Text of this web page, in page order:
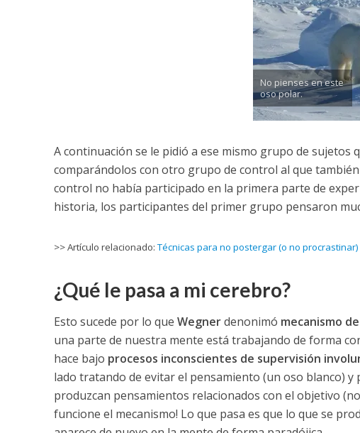
No pienses en este
oso polar.
A continuación se le pidió a ese mismo grupo de sujetos
comparándolos con otro grupo de control al que
control no había participado en la primera parte de
historia, los participantes del primer grupo pensaron
>> Artículo relacionado:Técnicas para no postergar (o no
¿Qué le pasa a mi cerebro?
Esto sucede por lo que Wegnerdenonimó mecanismo
una parte de nuestra mente está trabajando de forma
hace bajo procesos inconscientes de supervisión
lado tratando de evitar el pensamiento (un oso blanco)
produzcan pensamientos relacionados con el objetivo
funcione el mecanismo! Lo que pasa es que lo que se